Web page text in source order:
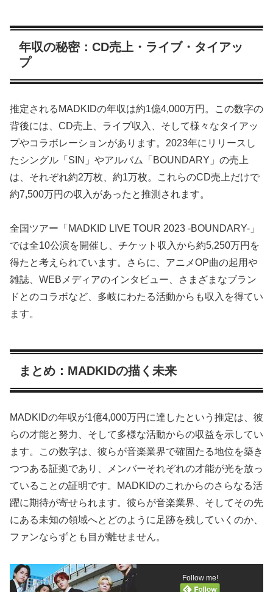
年収の秘密：CD売上・ライブ・タイアッ
プ
推定されるMADKIDの年収は約1億4,000万円。この数字の
背後には、CD売上、ライブ収入、そして様々なタイアッ
プやコラボレーションがあります。2023年にリリースし
たシングル「SIN」やアルバム「BOUNDARY」の売上
は、それぞれ約2万枚、約1万枚。これらのCD売上だけで
約7,500万円の収入があったと推測されます。
全国ツアー「MADKID LIVE TOUR 2023 -BOUNDARY-」
では全10公演を開催し、チケット収入から約5,250万円を
得たと考えられています。さらに、アニメOP曲の起用や
雑誌、WEBメディアのインタビュー、さまざまなブラン
ドとのコラボなど、多岐にわたる活動からも収入を得てい
ます。
まとめ：MADKIDの描く未来
MADKIDの年収が1億4,000万円に達したという推定は、彼
らの才能と努力、そして多様な活動からの収益を示してい
ます。この数字は、彼らが音楽業界で確固たる地位を築き
つつある証拠であり、メンバーそれぞれの才能が光を放っ
ていることの証明です。MADKIDのこれからのさらなる活
躍に期待が寄せられます。彼らが音楽業界、そしてその先
にある未知の領域へとどのように足跡を残していくのか、
ファンならずとも目が離せません。
Follow me!